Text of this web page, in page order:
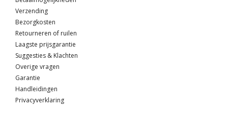
Verzending
Bezorgkosten
Retourneren of ruilen
Laagste prijsgarantie
Suggesties & Klachten
Overige vragen
Garantie
Handleidingen
Privacyverklaring